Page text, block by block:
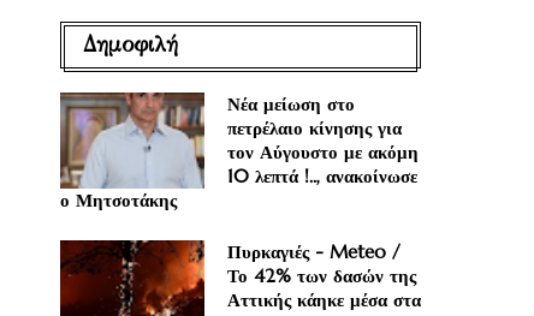
Δημοφιλή
Νέα μείωση στο
πετρέλαιο κίνησης για
τον Αύγουστο με ακόμη
10 λεπτά !.., ανακοίνωσε
ο Μητσοτάκης
Πυρκαγιές - Meteo /
Το 42% των δασών της
Αττικής κάηκε μέσα στα